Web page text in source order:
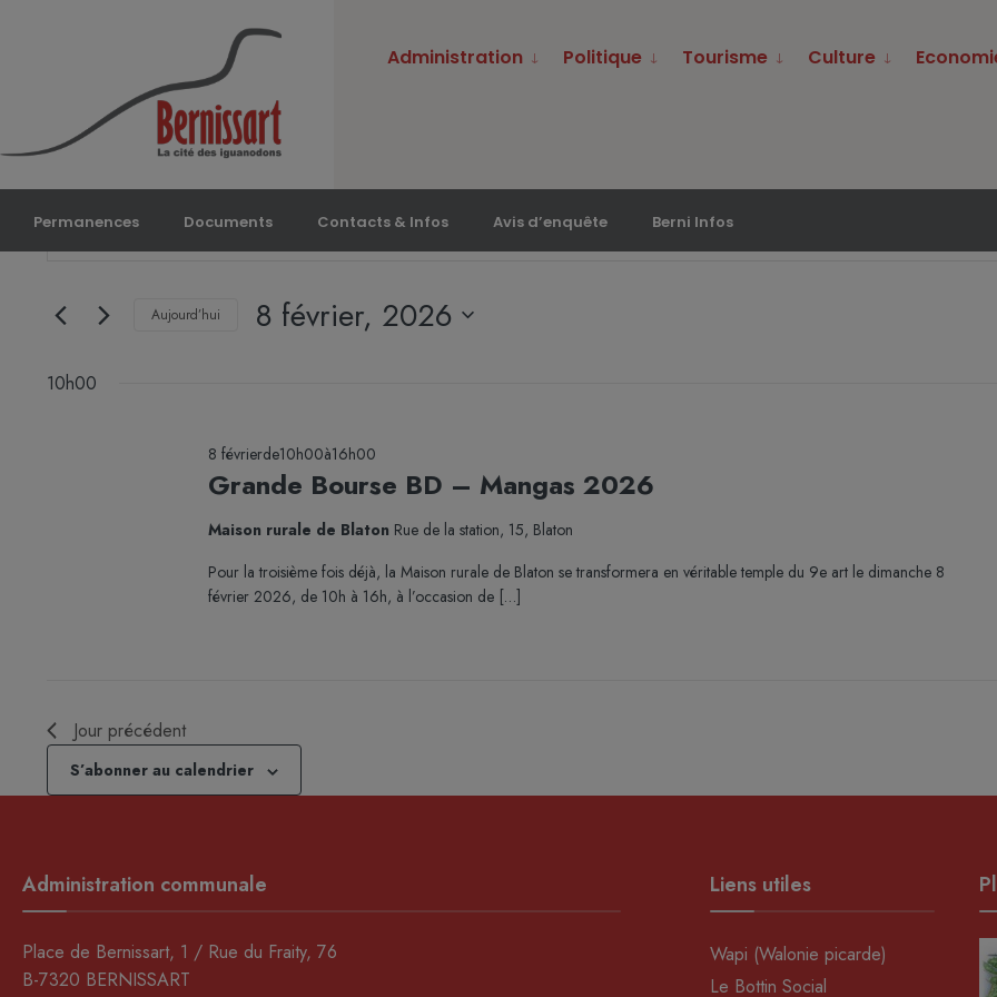
Administration Politique Tourisme Culture
Permanences Documents Contacts & Infos Avis d’enquête Berni Infos
et
navigation
vues
Saisir
mot-
Rechercher
par
Aujourd’hui 8 février, 2026
10h00
Grande Bourse BD – Mangas 2026
8 févrierde10h00à16h00
Maison rurale de Blaton Rue de la station, 15, Blaton
Pour la troisième fois déjà, la Maison rurale de Blaton se transformera en véritable temple du 9e art le dimanche 8
février 2026, de 10h à 16h, à l’occasion de […]
Jour précédent
S’abonner au calendrier
Administration communale
Place de Bernissart, 1 / Rue du Fraity, 76
B-7320 BERNISSART
Liens utiles
Wapi (Walonie picarde)
Le Bottin Social